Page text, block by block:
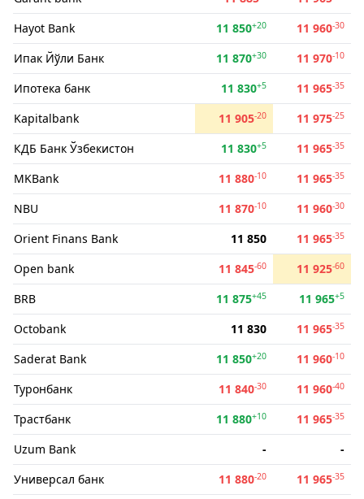
Hayot Bank 11 850+20 11 960-30
Ипак Йўли Банк 11 870+30 11 970-10
Ипотека банк 11 830+5 11 965-35
Kapitalbank 11 905-20 11 975-25
КДБ Банк Ўзбекистон 11 830+5 11 965-35
MKBank 11 880-10 11 965-35
NBU 11 870-10 11 960-30
Orient Finans Bank 11 850 11 965-35
Open bank 11 845-60 11 925-60
BRB 11 875+45 11 965+5
Octobank 11 830 11 965-35
Saderat Bank 11 850+20 11 960-10
Туронбанк 11 840-30 11 960-40
Трастбанк 11 880+10 11 965-35
Uzum Bank -
-
Универсал банк
11 880-20 11 965-35